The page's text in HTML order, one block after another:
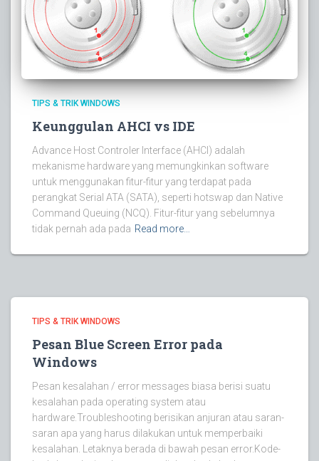
TIPS & TRIK WINDOWS
Keunggulan AHCI vs IDE
Advance Host Controler Interface (AHCI) adalah
mekanisme hardware yang memungkinkan software
untuk menggunakan fitur-fitur yang terdapat pada
perangkat Serial ATA (SATA), seperti hotswap dan Native
Command Queuing (NCQ). Fitur-fitur yang sebelumnya
tidak pernah ada pada Read more…
TIPS & TRIK WINDOWS
Pesan Blue Screen Error pada
Windows
Pesan kesalahan / error messages biasa berisi suatu
kesalahan pada operating system atau
hardware.Troubleshooting berisikan anjuran atau saran-
saran apa yang harus dilakukan untuk memperbaiki
kesalahan. Letaknya berada di bawah pesan error.Kode-